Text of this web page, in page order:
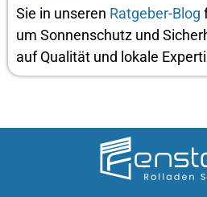
Sie in unseren Ratgeber-Blog
um Sonnenschutz und
auf Qualität und lokale